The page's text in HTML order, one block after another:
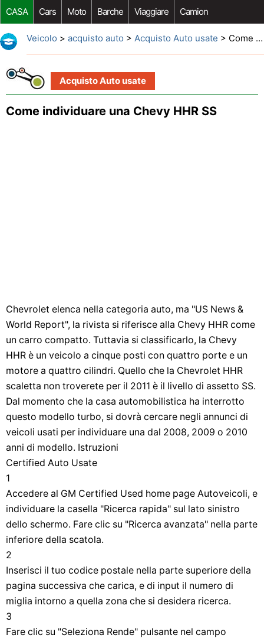
CASA Cars Moto Barche Viaggiare Camion
Riparazione Auto Acquisto Auto Car Opzioni Aftermarket
Veicolo > acquisto auto > Acquisto Auto usate > Come individuare una Chevy HHR SS
Acquisto Auto usate
Come individuare una Chevy HHR SS
Chevrolet elenca nella categoria auto, ma "US News &
World Report", la rivista si riferisce alla Chevy HHR come
un carro compatto. Tuttavia si classificarlo, la Chevy
HHR è un veicolo a cinque posti con quattro porte e un
motore a quattro cilindri. Quello che la Chevrolet HHR
scaletta non troverete per il 2011 è il livello di assetto SS.
Dal momento che la casa automobilistica ha interrotto
questo modello turbo, si dovrà cercare negli annunci di
veicoli usati per individuare una dal 2008, 2009 o 2010
anni di modello. Istruzioni
Certified Auto Usate
1
Accedere al GM Certified Used home page Autoveicoli, e
individuare la casella "Ricerca rapida" sul lato sinistro
dello schermo. Fare clic su "Ricerca avanzata" nella parte
inferiore della scatola.
2
Inserisci il tuo codice postale nella parte superiore della
pagina successiva che carica, e di input il numero di
miglia intorno a quella zona che si desidera ricerca.
3
Fare clic su "Seleziona Rende" pulsante nel campo